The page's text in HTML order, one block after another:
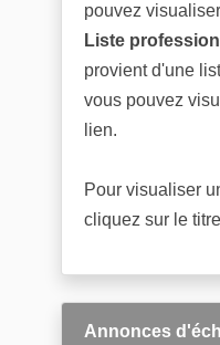
pouvez
Liste
provient d'une
vous pouvez
lien.
Pour visualiser
cliquez sur le
Annonces